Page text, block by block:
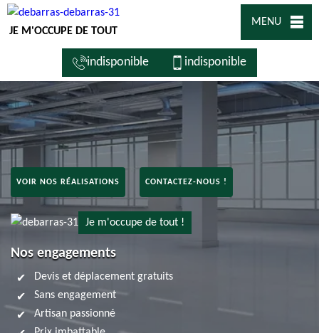
JE M'OCCUPE DE TOUT
MENU
indisponible indisponible
VOIR NOS RÉALISATIONS CONTACTEZ-NOUS !
Je m'occupe de tout !
Nos engagements
Devis et déplacement gratuits
Sans engagement
Artisan passionné